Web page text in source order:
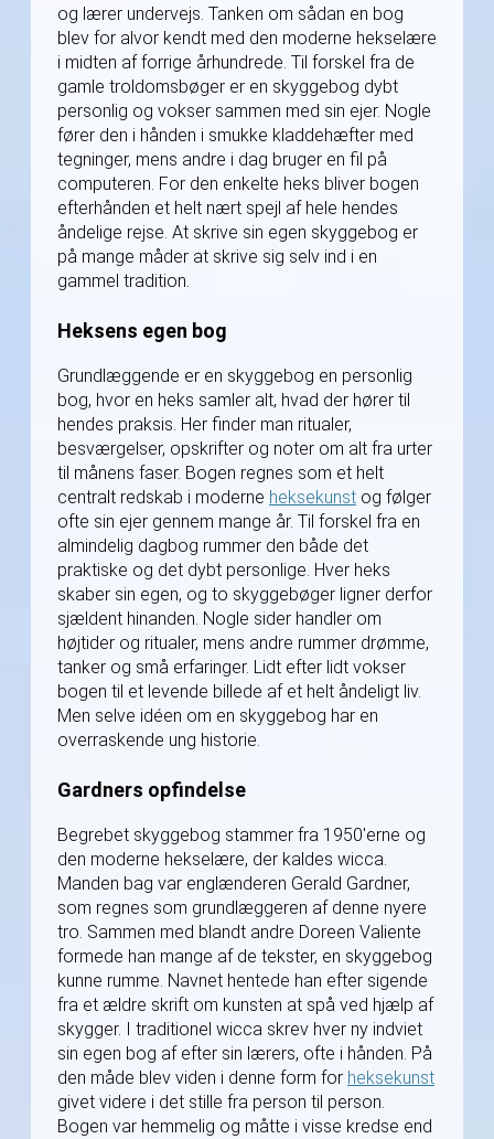
og lærer undervejs. Tanken om sådan en bog
blev for alvor kendt med den moderne hekselære
i midten af forrige århundrede. Til forskel fra de
gamle troldomsbøger er en skyggebog dybt
personlig og vokser sammen med sin ejer. Nogle
fører den i hånden i smukke kladdehæfter med
tegninger, mens andre i dag bruger en fil på
computeren. For den enkelte heks bliver bogen
efterhånden et helt nært spejl af hele hendes
åndelige rejse. At skrive sin egen skyggebog er
på mange måder at skrive sig selv ind i en
gammel tradition.
Heksens egen bog
Grundlæggende er en skyggebog en personlig
bog, hvor en heks samler alt, hvad der hører til
hendes praksis. Her finder man ritualer,
besværgelser, opskrifter og noter om alt fra urter
til månens faser. Bogen regnes som et helt
centralt redskab i moderne heksekunst og følger
ofte sin ejer gennem mange år. Til forskel fra en
almindelig dagbog rummer den både det
praktiske og det dybt personlige. Hver heks
skaber sin egen, og to skyggebøger ligner derfor
sjældent hinanden. Nogle sider handler om
højtider og ritualer, mens andre rummer drømme,
tanker og små erfaringer. Lidt efter lidt vokser
bogen til et levende billede af et helt åndeligt liv.
Men selve idéen om en skyggebog har en
overraskende ung historie.
Gardners opfindelse
Begrebet skyggebog stammer fra 1950'erne og
den moderne hekselære, der kaldes wicca.
Manden bag var englænderen Gerald Gardner,
som regnes som grundlæggeren af denne nyere
tro. Sammen med blandt andre Doreen Valiente
formede han mange af de tekster, en skyggebog
kunne rumme. Navnet hentede han efter sigende
fra et ældre skrift om kunsten at spå ved hjælp af
skygger. I traditionel wicca skrev hver ny indviet
sin egen bog af efter sin lærers, ofte i hånden. På
den måde blev viden i denne form for heksekunst
givet videre i det stille fra person til person.
Bogen var hemmelig og måtte i visse kredse end